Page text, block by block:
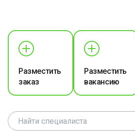
Разместить
заказ
Разместить
вакансию